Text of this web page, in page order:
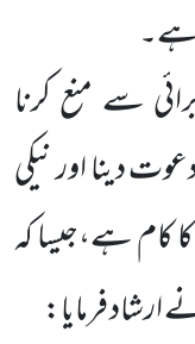
ہے۔
سے منع کرنا
دینا اور نیکی
کام ہے،جیسا کہ
ارشاد فرمایا: